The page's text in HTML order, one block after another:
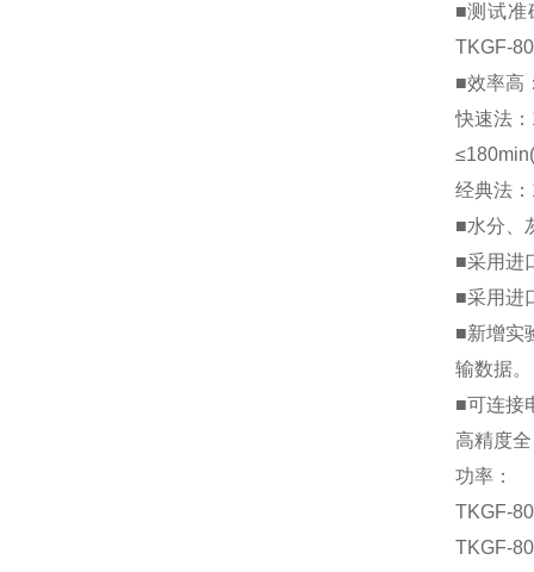
■测试准
TKGF-
■效率高
快速法
经典法
■水分、
■采用进
■采用进
■新增实
输数据。
■可连接
高精度
功率：
TKGF-
TKGF-